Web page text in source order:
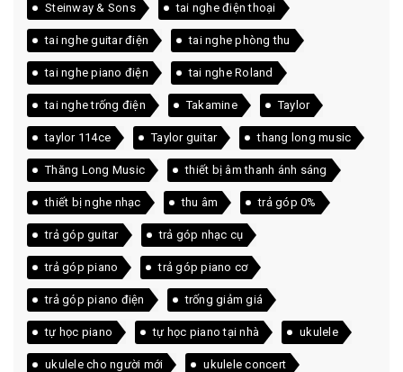
Steinway & Sons tai nghe điện thoại
tai nghe guitar điện tai nghe phòng thu
tai nghe piano điện tai nghe Roland
tai nghe trống điện Takamine Taylor
taylor 114ce Taylor guitar thang long music
Thăng Long Music thiết bị âm thanh ánh sáng
thiết bị nghe nhạc thu âm trả góp 0%
trả góp guitar trả góp nhạc cụ
trả góp piano trả góp piano cơ
trả góp piano điện trống giảm giá
tự học piano tự học piano tại nhà ukulele
ukulele cho người mới ukulele concert